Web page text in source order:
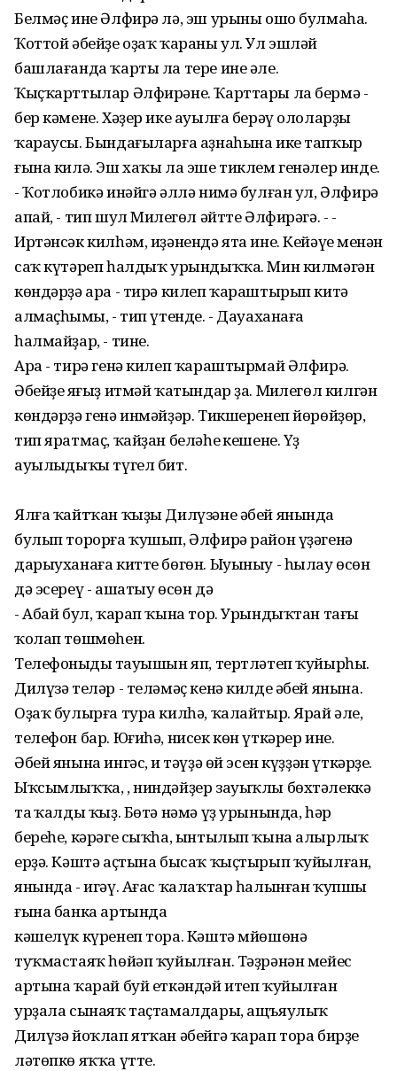
Белмәҫ ине Әлфирә лә, эш урыны ошо булмаһа.
Ҡоттой әбейҙе оҙаҡ ҡараны ул. Ул эшләй
башлағанда ҡарты ла тере ине әле.
Ҡыҫҡарттылар Әлфирәне. Ҡарттары ла бермә -
бер кәмене. Хәҙер ике ауылға берәү ололарҙы
ҡараусы. Бындағыларға аҙнаһына ике тапҡыр
ғына килә. Эш хаҡы ла эше тиклем генәлер инде.
- Ҡотлобикә инәйгә әллә нимә булған ул, Әлфирә
апай, - тип шул Миңлегөл әйтте Әлфирәгә. - -
Иртәнсәк килһәм, иҙәнендә ята ине. Кейәүең менән
саҡ күтәреп һалдыҡ урындыҡҡа. Мин килмәгән
көндәрҙә ара - тирә килеп ҡараштырып китә
алмаҫһыңмы, - тип үтенде. - Дауаханаға
һалмайҙар, - тине.
Ара - тирә генә килеп ҡараштырмай Әлфирә.
Әбейҙе яңғыҙ итмәй ҡатындар ҙа. Миңлегөл килгән
көндәрҙә генә инмәйҙәр. Тикшеренеп йөрөйҙөр,
тип яратмаҫ, ҡайҙан беләһең кешене. Үҙ
ауылыңдыҡы түгел бит.
Ялға ҡайтҡан ҡыҙы Дилүзәне әбей янында
булып торорға ҡушып, Әлфирә район үҙәгенә
дарыуханаға китте бөгөн. Ыуыныу - һылау өсөн
дә эсереү - ашатыу өсөн дә
- Абай бул, ҡарап ҡына тор. Урындыҡтан тағы
ҡолап төшмөһен.
Телефоныңдың тауышын яп, тертләтеп ҡуйырһың.
Дилүзә теләр - теләмәҫ кенә килде әбей янына.
Оҙаҡ булырға тура килһә, ҡалайтыр. Ярай әле,
телефон бар. Юғиһә, нисек көн үткәрер ине.
Әбей янына ингәс, иң тәүҙә өй эсен күҙҙән үткәрҙе.
Ыҡсымлыҡҡа, , ниндәйҙер зауыҡлы бөхтәлеккә
таң ҡалды ҡыҙ. Бөтә нәмә үҙ урынында, һәр
береһе, кәрәге сыҡһа, ынтылып ҡына алырлыҡ
ерҙә. Кәштә аҫтына бысаҡ ҡыҫтырып ҡуйылған,
янында - игәү. Ағас ҡалаҡтар һалынған ҡупшы
ғына банка артында
кәшелүк күренеп тора. Кәштә мйөшөнә
туҡмастаяҡ һөйәп ҡуйылған. Тәҙрәнән мейес
артына ҡарай буй еткәндәй итеп ҡуйылған
урҙала сынаяҡ таҫтамалдары, ащъяулыҡ
Дилүзә йоҡлап ятҡан әбейгә ҡарап тора бирҙе
ләтөпкө яҡҡа үтте.